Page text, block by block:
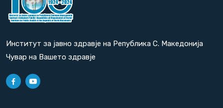
Институт за јавно здравје на Република С. Македонија
Чувар на Вашето здравје